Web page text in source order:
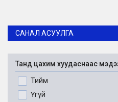
САНАЛ АСУУЛГА
Танд цахим хуудаснаас
Тийм
Үгүй